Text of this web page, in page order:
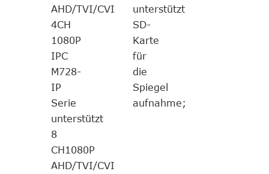
AHD/TVI/CVI
4CH
1080P
IPC
M728-
IP
Serie
unterstützt
8
CH1080P
AHD/TVI/CVI
unterstützt
SD-
Karte
für
die
Spiegel
aufnahme;